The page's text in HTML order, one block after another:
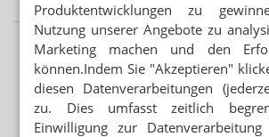
Produktentwicklungen zu
Nutzung unserer Angebote zu
Marketing machen und den
können.Indem Sie "Akzeptieren"
diesen Datenverarbeitungen
zu. Dies umfasst zeitlich
Einwilligung zur